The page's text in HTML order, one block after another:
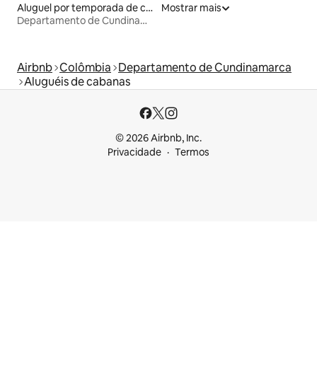
Aluguel por temporada de casas de hóspedes
Departamento de Cundinamarca
Mostrar mais
Airbnb Colômbia Departamento de Cundinamarca
Aluguéis de cabanas
© 2026 Airbnb, Inc.
Privacidade
Termos